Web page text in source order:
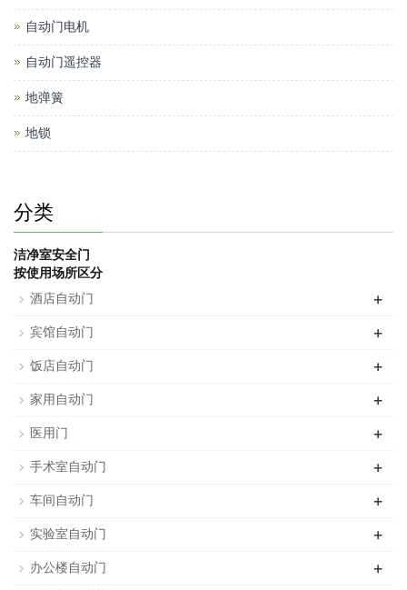
自动门电机
自动门遥控器
地弹簧
地锁
分类
洁净室安全门
按使用场所区分
酒店自动门
+
宾馆自动门 +
饭店自动门 +
家用自动门 +
医用门 +
手术室自动门 +
车间自动门 +
实验室自动门 +
办公楼自动门 +